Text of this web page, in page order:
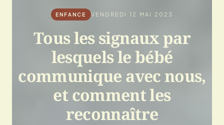
ENFANCE VENDREDI 12 MAI 2023
Tous les signaux par
lesquels le bébé
communique avec nous,
et comment les
reconnaître